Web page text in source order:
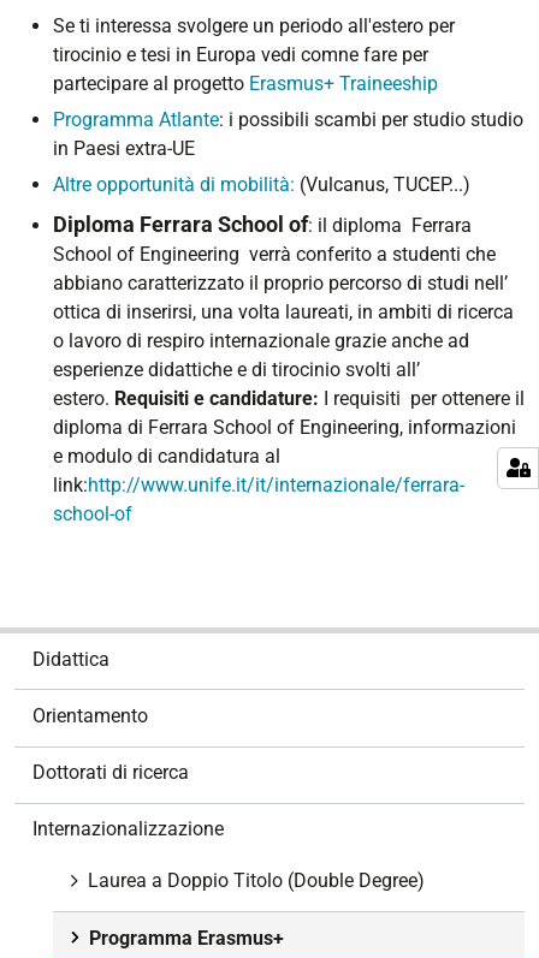
Se ti interessa svolgere un periodo all'estero per
tirocinio e tesi in Europa vedi comne fare per
partecipare al progetto Erasmus+ Traineeship
Programma Atlante: i possibili scambi per studio studio
in Paesi extra-UE
Altre opportunità di mobilità: (Vulcanus, TUCEP...)
Diploma Ferrara School of: il diploma Ferrara
School of Engineering verrà conferito a studenti che
abbiano caratterizzato il proprio percorso di studi nell’
ottica di inserirsi, una volta laureati, in ambiti di ricerca
o lavoro di respiro internazionale grazie anche ad
esperienze didattiche e di tirocinio svolti all’
estero. Requisiti e candidature: I requisiti per ottenere il
diploma di Ferrara School of Engineering, informazioni
e modulo di candidatura al
link:http://www.unife.it/it/internazionale/ferrara-
school-of
Didattica
Orientamento
Dottorati di ricerca
Internazionalizzazione
Laurea a Doppio Titolo (Double Degree)
Programma Erasmus+